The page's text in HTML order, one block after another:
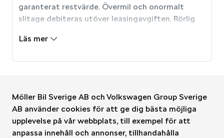
Möller Bil Sverige AB och Volkswagen Group Sverige
AB använder cookies för att ge dig bästa möjliga
upplevelse på vår webbplats, till exempel för att
anpassa innehåll och annonser, tillhandahålla
garanterat restvärde. Övermil och onormalt
slitage debiteras utöver leasingavgiften. Rörlig
Uppläggnings- och administrationsavgift
Läs mer
Möller Bil Sverige